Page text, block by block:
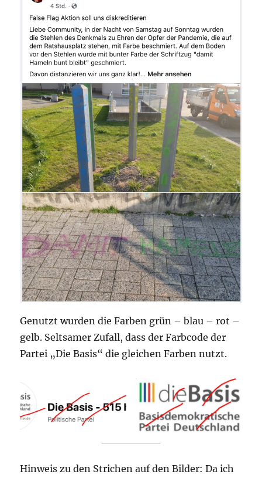
Genutzt wurden die Farben grün – blau – rot –
gelb. Seltsamer Zufall, dass der Farbcode der
Partei „Die Basis“ die gleichen Farben nutzt.
Hinweis zu den Strichen auf den Bilder: Da ich